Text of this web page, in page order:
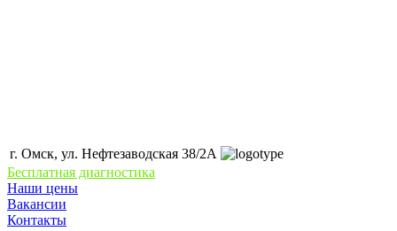
г. Омск, ул. Нефтезаводская 38/2А
Бесплатная диагностика
Наши цены
Вакансии
Контакты